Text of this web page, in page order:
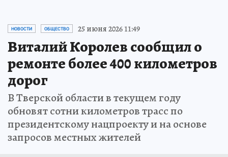
НОВОСТИ ОБЩЕСТВО 25 июня 2026 11:49
Виталий Королев сообщил о
ремонте более 400 километров
дорог
В Тверской области в текущем году
обновят сотни километров трасс по
президентскому нацпроекту и на основе
запросов местных жителей